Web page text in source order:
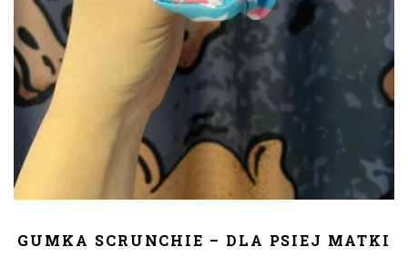
GUMKA SCRUNCHIE – DLA PSIEJ MATKI